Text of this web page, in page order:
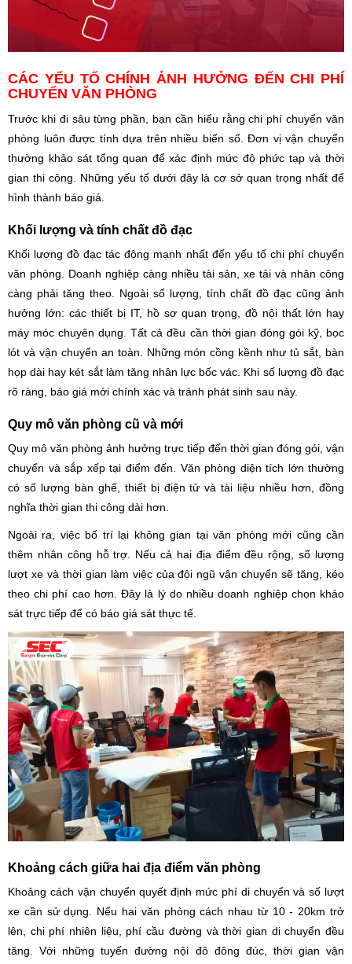
CÁC YẾU TỐ CHÍNH ẢNH HƯỞNG ĐẾN CHI PHÍ
CHUYỂN VĂN PHÒNG
Trước khi đi sâu từng phần, bạn cần hiểu rằng chi phí chuyển văn
phòng luôn được tính dựa trên nhiều biến số. Đơn vị vận chuyển
thường khảo sát tổng quan để xác định mức độ phức tạp và thời
gian thi công. Những yếu tố dưới đây là cơ sở quan trọng nhất để
hình thành báo giá.
Khối lượng và tính chất đồ đạc
Khối lượng đồ đạc tác động mạnh nhất đến yếu tố chi phí chuyển
văn phòng. Doanh nghiệp càng nhiều tài sản, xe tải và nhân công
càng phải tăng theo. Ngoài số lượng, tính chất đồ đạc cũng ảnh
hưởng lớn: các thiết bị IT, hồ sơ quan trọng, đồ nội thất lớn hay
máy móc chuyên dụng. Tất cả đều cần thời gian đóng gói kỹ, bọc
lót và vận chuyển an toàn. Những món cồng kềnh như tủ sắt, bàn
họp dài hay két sắt làm tăng nhân lực bốc vác. Khi số lượng đồ đạc
rõ ràng, báo giá mới chính xác và tránh phát sinh sau này.
Quy mô văn phòng cũ và mới
Quy mô văn phòng ảnh hưởng trực tiếp đến thời gian đóng gói, vận
chuyển và sắp xếp tại điểm đến. Văn phòng diện tích lớn thường
có số lượng bàn ghế, thiết bị điện tử và tài liệu nhiều hơn, đồng
nghĩa thời gian thi công dài hơn.
Ngoài ra, việc bố trí lại không gian tại văn phòng mới cũng cần
thêm nhân công hỗ trợ. Nếu cả hai địa điểm đều rộng, số lượng
lượt xe và thời gian làm việc của đội ngũ vận chuyển sẽ tăng, kéo
theo chi phí cao hơn. Đây là lý do nhiều doanh nghiệp chọn khảo
sát trực tiếp để có báo giá sát thực tế.
Khoảng cách giữa hai địa điểm văn phòng
Khoảng cách vận chuyển quyết định mức phí di chuyển và số lượt
xe cần sử dụng. Nếu hai văn phòng cách nhau từ 10 - 20km trở
lên, chi phí nhiên liệu, phí cầu đường và thời gian di chuyển đều
tăng. Với những tuyến đường nội đô đông đúc, thời gian vận